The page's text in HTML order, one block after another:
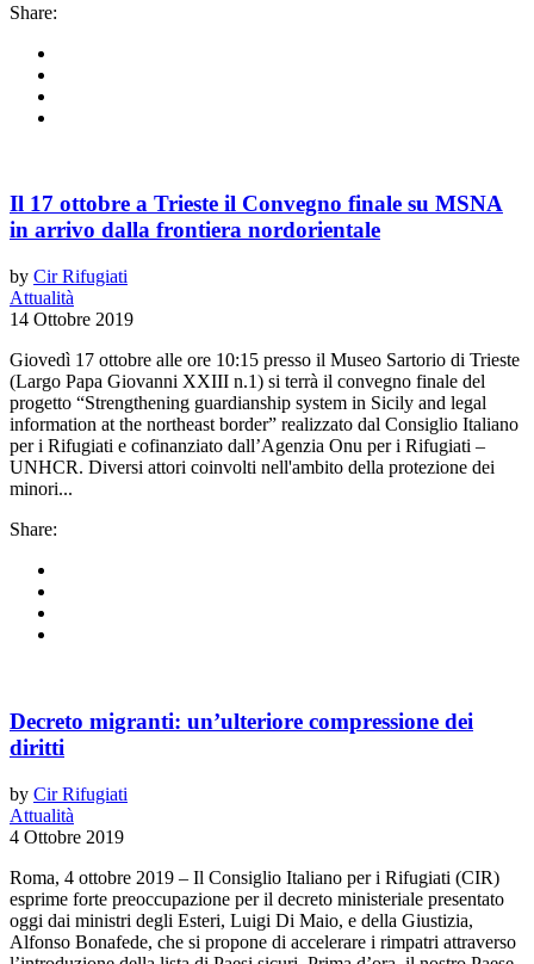
Share:
Il 17 ottobre a Trieste il Convegno finale su MSNA
in arrivo dalla frontiera nordorientale
by Cir Rifugiati
Attualità
14 Ottobre 2019
Giovedì 17 ottobre alle ore 10:15 presso il Museo Sartorio di Trieste
(Largo Papa Giovanni XXIII n.1) si terrà il convegno finale del
progetto “Strengthening guardianship system in Sicily and legal
information at the northeast border” realizzato dal Consiglio Italiano
per i Rifugiati e cofinanziato dall’Agenzia Onu per i Rifugiati –
UNHCR. Diversi attori coinvolti nell'ambito della protezione dei
minori...
Share:
Decreto migranti: un’ulteriore compressione dei
diritti
by Cir Rifugiati
Attualità
4 Ottobre 2019
Roma, 4 ottobre 2019 – Il Consiglio Italiano per i Rifugiati (CIR)
esprime forte preoccupazione per il decreto ministeriale presentato
oggi dai ministri degli Esteri, Luigi Di Maio, e della Giustizia,
Alfonso Bonafede, che si propone di accelerare i rimpatri attraverso